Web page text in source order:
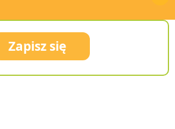
Zapisz się